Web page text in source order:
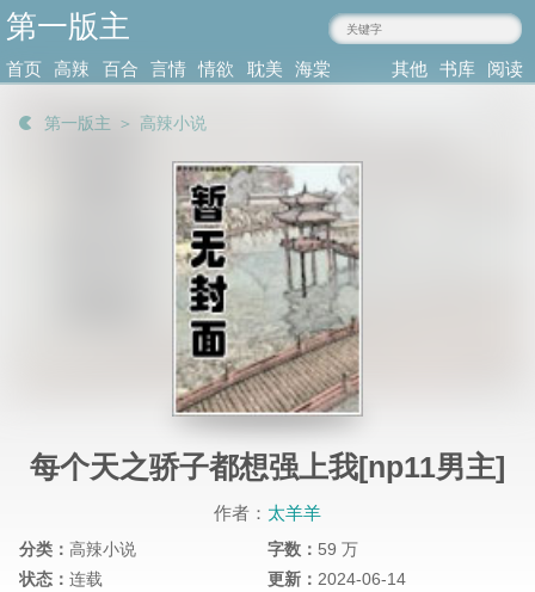
第一版主
mmgru.com
首页
高辣
百合
言情
情欲
耽美
海棠
其他
书库
阅读
第一版主 ＞ 高辣小说
每个天之骄子都想强上我[np11男主]
作者： 太羊羊
分类： 高辣小说 字数： 59 万
状态： 连载 更新： 2024-06-14